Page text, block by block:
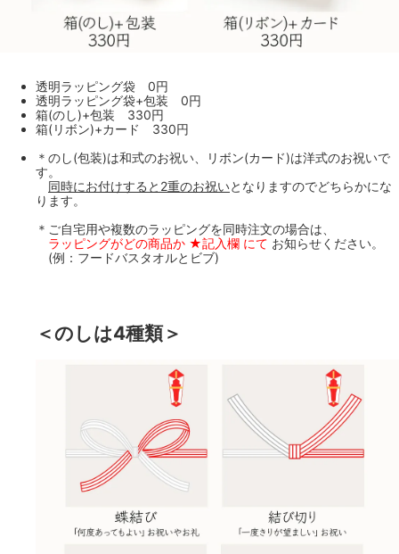
透明ラッピング袋 0円
透明ラッピング袋+包装 0円
箱(のし)+包装 330円
箱(リボン)+カード 330円
＊のし(包装)は和式のお祝い、リボン(カード)は洋式のお祝いで
す。
同時にお付けすると2重のお祝いとなりますのでどちらかにな
ります。
＊ご自宅用や複数のラッピングを同時注文の場合は、
ラッピングがどの商品か ★記入欄 にて お知らせください。
(例：フードバスタオルとビブ)
＜のしは4種類＞